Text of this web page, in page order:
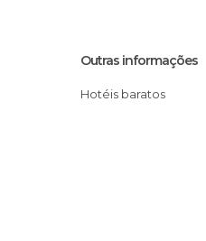
Outras informações
Hotéis baratos